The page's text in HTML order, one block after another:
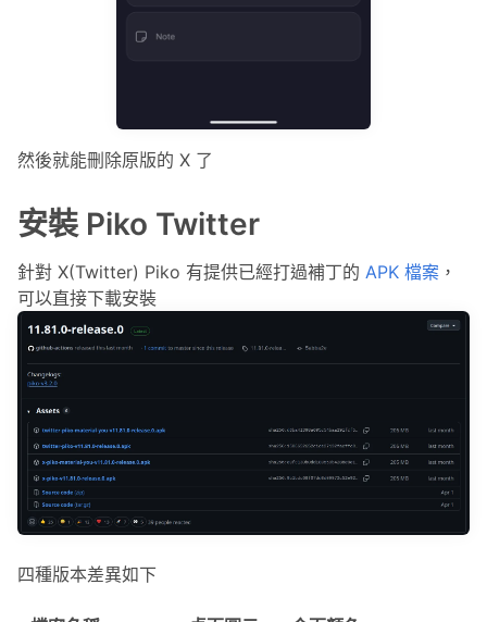
然後就能刪除原版的 X 了
安裝 Piko Twitter
針對 X(Twitter) Piko 有提供已經打過補丁的 APK 檔案 ，
可以直接下載安裝
四種版本差異如下